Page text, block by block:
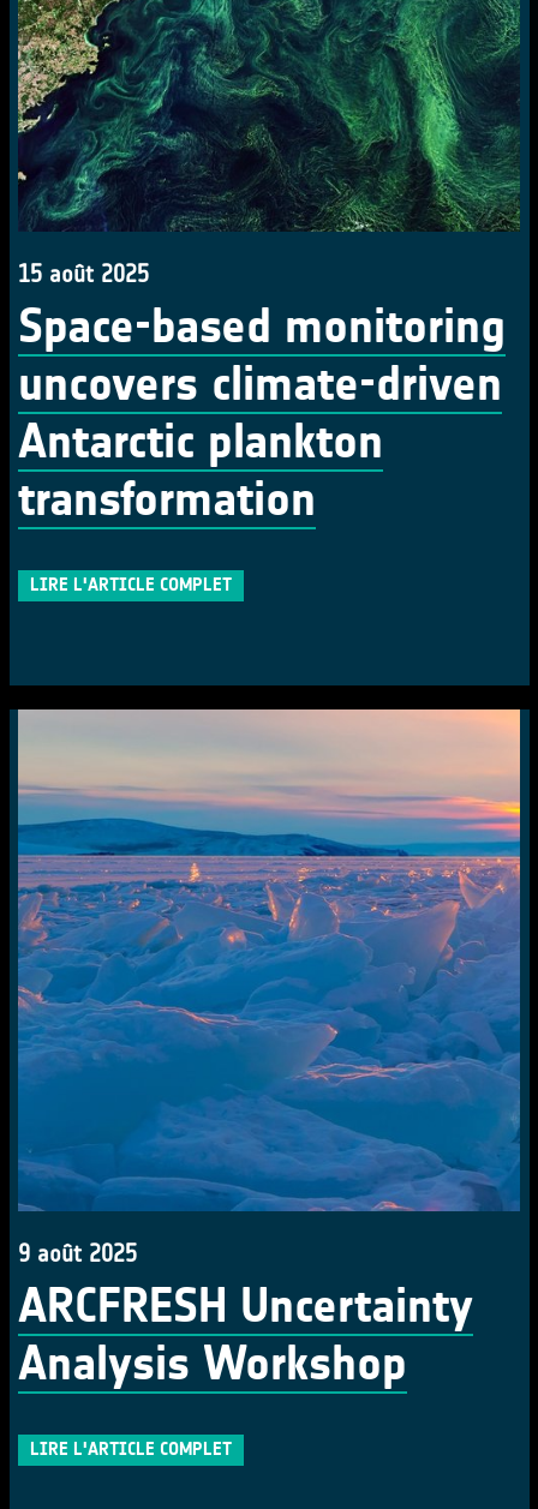
15 août 2025
Space-based monitoring
uncovers climate-driven
Antarctic plankton
transformation
LIRE L'ARTICLE COMPLET
9 août 2025
ARCFRESH Uncertainty
Analysis Workshop
LIRE L'ARTICLE COMPLET